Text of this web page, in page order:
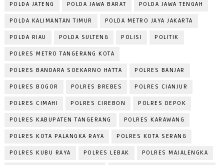
POLDA JATENG POLDA JAWA BARAT POLDA JAWA TENGAH
POLDA KALIMANTAN TIMUR POLDA METRO JAYA JAKARTA
POLDA RIAU POLDA SULTENG POLISI POLITIK
POLRES METRO TANGERANG KOTA
POLRES BANDARA SOEKARNO HATTA POLRES BANJAR
POLRES BOGOR POLRES BREBES POLRES CIANJUR
POLRES CIMAHI POLRES CIREBON POLRES DEPOK
POLRES KABUPATEN TANGERANG POLRES KARAWANG
POLRES KOTA PALANGKA RAYA POLRES KOTA SERANG
POLRES KUBU RAYA POLRES LEBAK POLRES MAJALENGKA